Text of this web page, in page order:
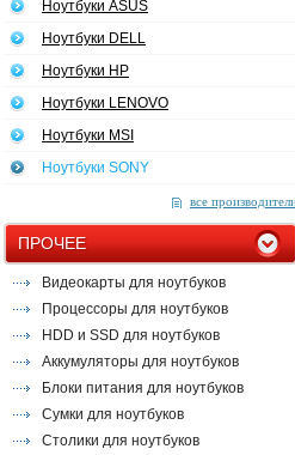
Ноутбуки ASUS
Ноутбуки DELL
Ноутбуки HP
Ноутбуки LENOVO
Ноутбуки MSI
Ноутбуки SONY
все
ПРОЧЕЕ
Видеокарты для ноутбуков
Процессоры для ноутбуков
HDD и SSD для ноутбуков
Аккумуляторы для ноутбуков
Блоки питания для ноутбуков
Сумки для ноутбуков
Столики для ноутбуков